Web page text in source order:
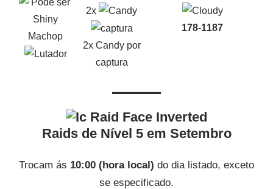
Machop
2x
2x Candy por
captura
178-1187
Raids de Nível 5 em Setembro
Trocam ás 10:00 (hora local) do dia listado, exceto
se especificado.